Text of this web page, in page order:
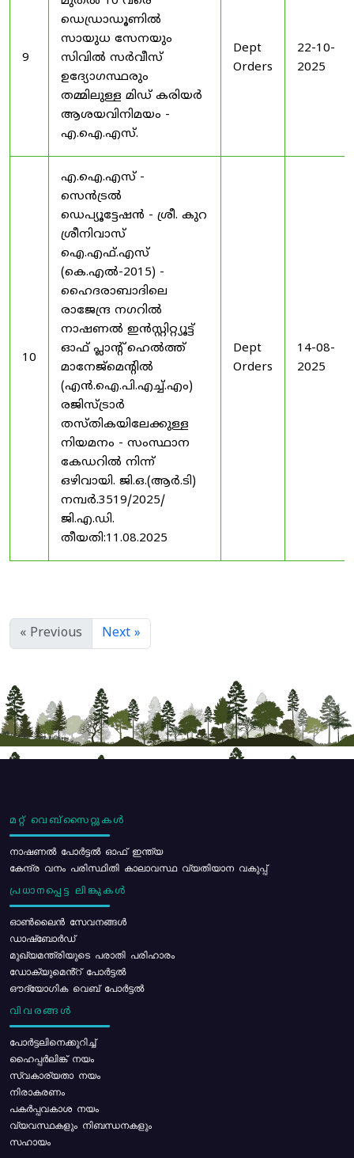
9
ഡെഡ്രാഡൂണിൽ
സായുധ സേനയും
സിവിൽ സർവീസ്
ഉദ്യോഗസ്ഥരും
തമ്മിലുള്ള മിഡ് കരിയർ
ആശയവിനിമയം -
എ.ഐ.എസ്.
Dept
Orders
22-10-
2025
10
എ.ഐ.എസ് -
സെൻട്രൽ
ഡെപ്യൂട്ടേഷൻ - ശ്രീ. കുറ
ശ്രീനിവാസ്
ഐ.എഫ്.എസ്
(കെ.എൽ-2015) -
ഹൈദരാബാദിലെ
രാജേന്ദ്ര നഗറിൽ
നാഷണൽ ഇൻസ്റ്റിറ്റ്യൂട്ട്
ഓഫ് പ്ലാന്റ് ഹെൽത്ത്
മാനേജ്‌മെന്റിൽ
(എൻ.ഐ.പി.എച്ച്.എം)
രജിസ്ട്രാർ
തസ്തികയിലേക്കുള്ള
നിയമനം - സംസ്ഥാന
കേഡറിൽ നിന്ന്
ഒഴിവായി. ജി.ഒ.(ആർ.ടി)
നമ്പർ.3519/2025/
ജി.എ.ഡി.
തീയതി:11.08.2025
Dept
Orders
14-08-
2025
« Previous Next »
മറ്റ് വെബ്സൈറ്റുകൾ
നാഷണൽ പോർട്ടൽ ഓഫ് ഇന്ത്യ
കേന്ദ്ര വനം പരിസ്ഥിതി കാലാവസ്ഥ വ്യതിയാന വകുപ്പ്
പ്രധാനപ്പെട്ട ലിങ്കുകൾ
ഓൺലൈൻ സേവനങ്ങൾ
ഡാഷ്ബോർഡ്
മുഖ്യമന്ത്രിയുടെ പരാതി പരിഹാരം
ഡോക്യുമെൻ്റ് പോർട്ടൽ
ഔദ്യോഗിക വെബ് പോർട്ടൽ
വിവരങ്ങൾ
പോര്‍ട്ടലിനെക്കുറിച്ച്
ഹൈപ്പർലിങ്ക് നയം
സ്വകാര്യതാ നയം
നിരാകരണം
പകർപ്പവകാശ നയം
വ്യവസ്ഥകളും നിബന്ധനകളും
സഹായം